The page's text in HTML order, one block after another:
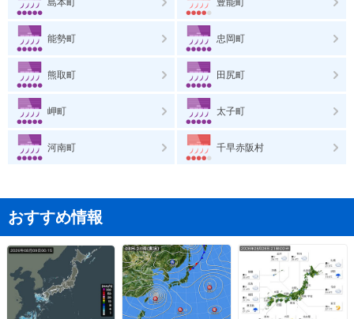
能勢町 忠岡町
熊取町 田尻町
岬町 太子町
河南町 千早赤阪村
おすすめ情報